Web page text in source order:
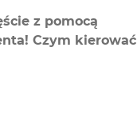
z pomocą
Czym kierować